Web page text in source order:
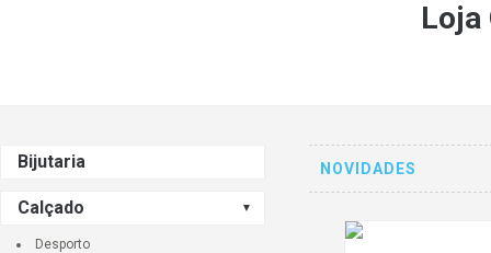
Loja
Bijutaria
Calçado
Desporto
NOVIDADES